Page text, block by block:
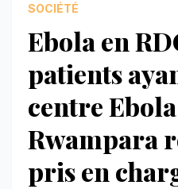
SOCIÉTÉ
Ebola en
patients
centre
Rwampara
pris en